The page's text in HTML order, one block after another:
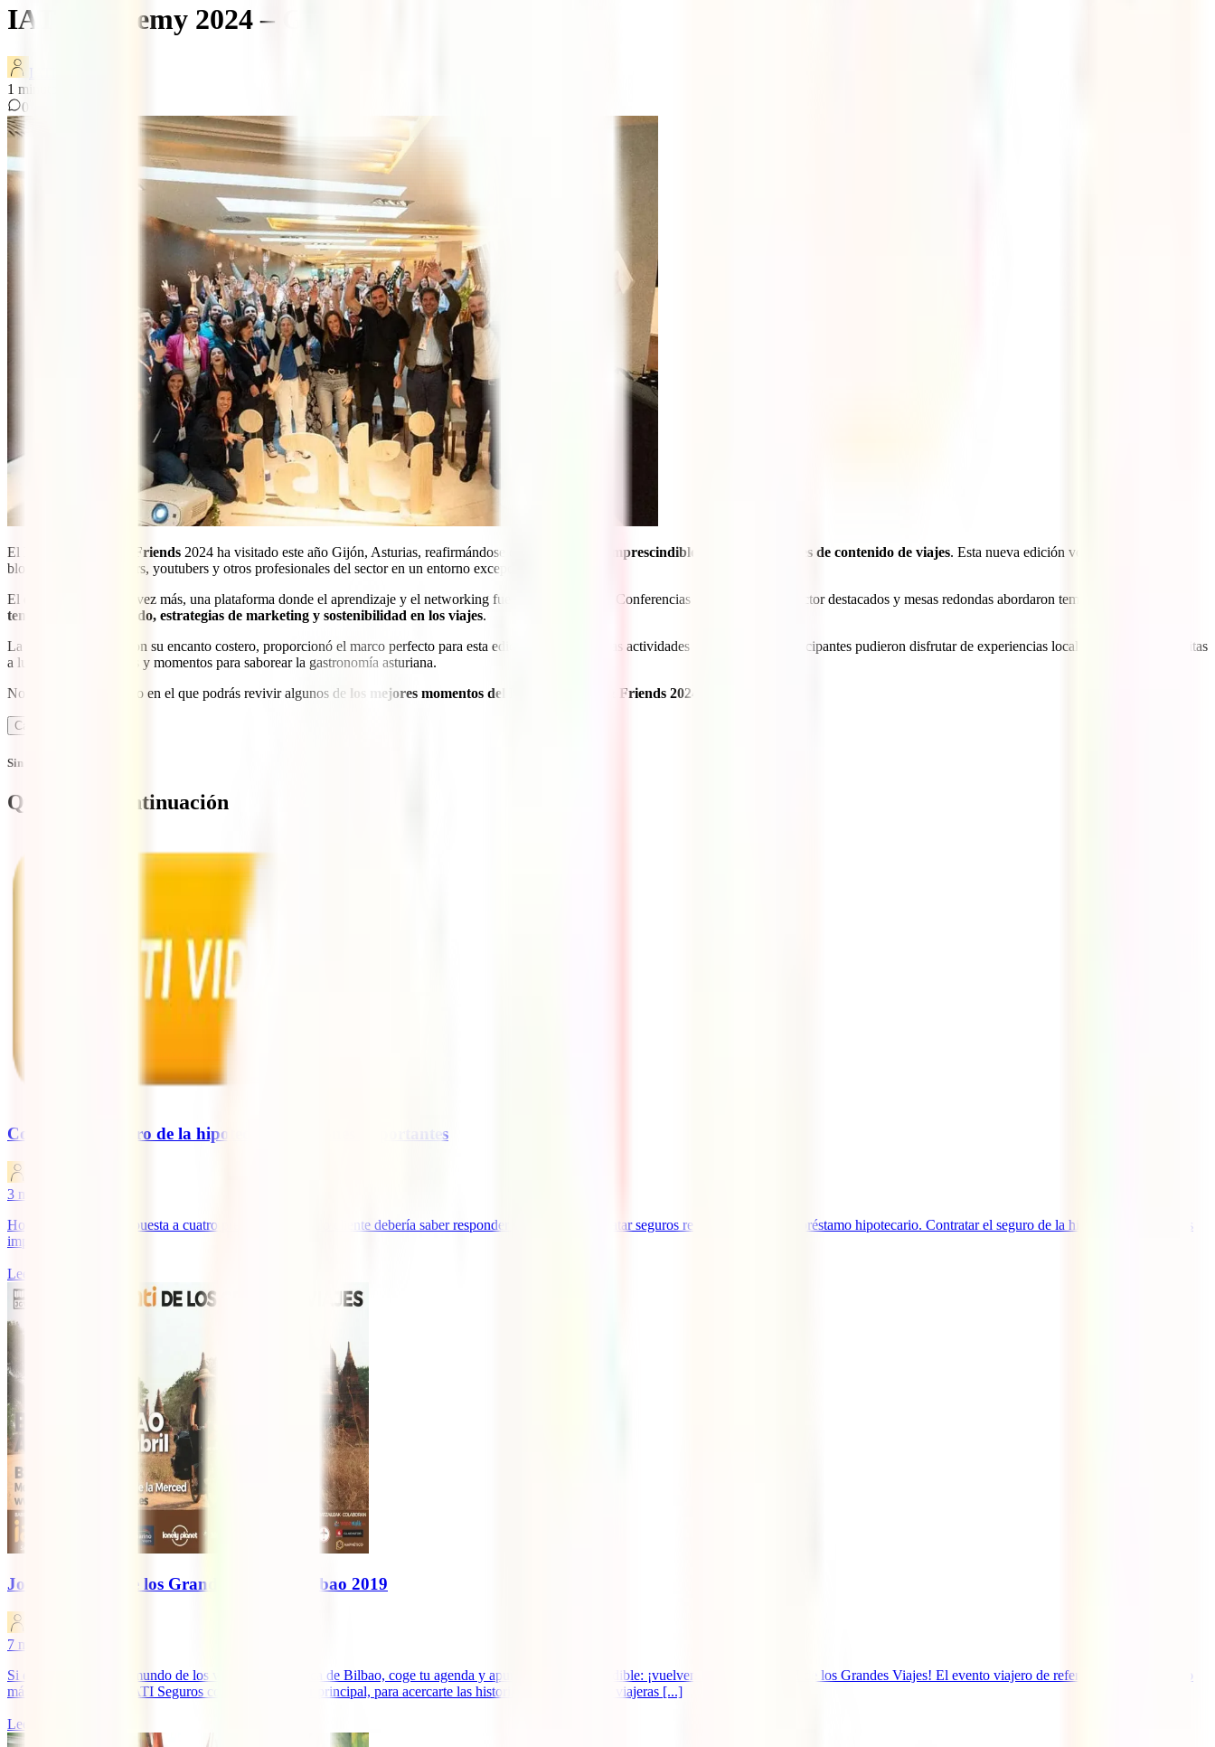
IATI Academy 2024 – Gijón
1 minutos de lectura
0
El IATI Academy & Friends 2024 ha visitado este año Gijón, Asturias, reafirmándose como un evento imprescindible para los creadores de contenido de viajes. Esta nueva edición volvió a reunir a
bloggers, instagrammers, youtubers y otros profesionales del sector en un entorno excepcional.
El evento ofreció, una vez más, una plataforma donde el aprendizaje y el networking fueron protagonistas. Conferencias con expertos del sector destacados y mesas redondas abordaron temas clave como
tendencias de contenido, estrategias de marketing y sostenibilidad en los viajes.
La ciudad de
, con su encanto costero, proporcionó el marco perfecto para esta edición. Además de las actividades formativas, los participantes pudieron disfrutar de experiencias locales únicas, como visitas
a lugares emblemáticos y momentos para saborear la gastronomía asturiana.
No te pierdas este vídeo en el que podrás revivir algunos de los mejores momentos del IATI Academy & Friends 2024
Calcula tu seguro
Sin comentarios
Qué leer a continuación
Contratar el seguro de la hipoteca: 4 cuestiones importantes
3 minutos de lectura
Hoy queremos dar respuesta a cuatro preguntas que todo cliente debería saber responder a la hora de contratar seguros relacionados con un préstamo hipotecario. Contratar el seguro de la hipoteca: 4 cuestiones
importantes
Leer más
Jornadas IATI de los Grandes Viajes – Bilbao 2019
7 minutos de lectura
Si eres un amante del mundo de los viajes y vives cerca de Bilbao, coge tu agenda y apunta esta cita imperdible: ¡vuelven las Jornadas IATI de los Grandes Viajes! El evento viajero de referencia vuelve un año
más a la ciudad, con IATI Seguros como patrocinador principal, para acercarte las historias inspiradoras de viajeras [...]
Leer más